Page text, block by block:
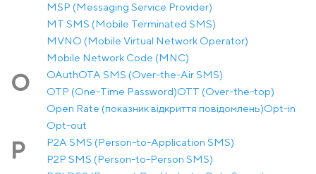
MSP (Messaging Service Provider)
MT SMS (Mobile Terminated SMS)
MVNO (Mobile Virtual Network Operator)
Mobile Network Code (MNC)
O OAuthOTA SMS (Over-the-Air SMS)
OTP (One-Time Password)OTT (Over-the-top)
Open Rate (показник відкриття повідомлень)Opt-in
Opt-out
P
P2A SMS (Person-to-Application SMS)
P2P SMS (Person-to-Person SMS)